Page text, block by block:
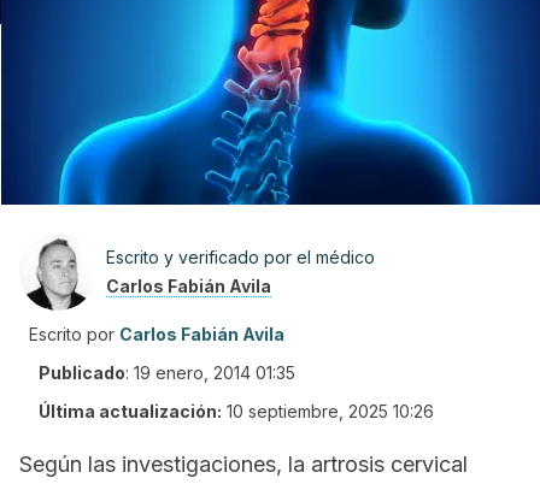
Escrito y verificado por el médico
Carlos Fabián Avila
Escrito por Carlos Fabián Avila
Publicado: 19 enero, 2014 01:35
Última actualización: 10 septiembre, 2025 10:26
Según las investigaciones, la artrosis cervical